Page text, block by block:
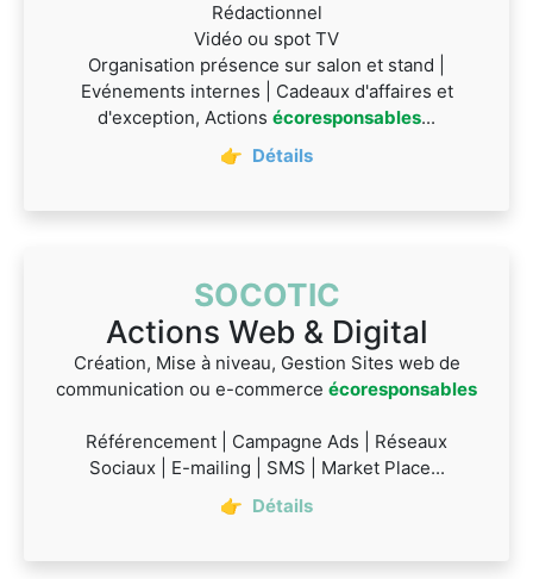
Rédactionnel
Vidéo ou spot TV
Organisation présence sur salon et stand |
Evénements internes | Cadeaux d'affaires et
d'exception, Actions écoresponsables...
👉 Détails
SOCOTIC
Actions Web & Digital
Création, Mise à niveau, Gestion Sites web de
communication ou e-commerce écoresponsables
Référencement | Campagne Ads | Réseaux
Sociaux | E-mailing | SMS | Market Place...
👉 Détails